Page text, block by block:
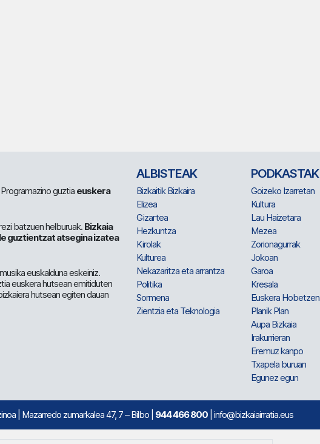
guztia euskera
batzuen helburuak. Bizkaia
guztientzat atsegina izatea
euskalduna eskeiniz.
euskera hutsean emitiduten
hutsean egiten dauan
ALBISTEAK
Bizkaitik Bizkaira
Elizea
Gizartea
Hezkuntza
Kirolak
Kulturea
Nekazaritza eta arrantza
Politika
Sormena
Zientzia eta Teknologia
PODKASTAK
Goizeko Izarretan
Kultura
Lau Haizetara
Mezea
Zorionagurrak
Jokoan
Garoa
Kresala
Euskera Hobetzen
Planik Plan
Aupa Bizkaia
Irakurrieran
Eremuz kanpo
Txapela buruan
Egunez egun
| Mazarredo zumarkalea 47, 7 – Bilbo | 944 466 800 | info@bizkaiairratia.eus